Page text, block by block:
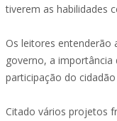
tiverem as habilidades
Os leitores entenderão
governo, a
participação do
Citado vários projetos